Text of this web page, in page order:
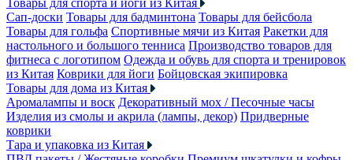
Товары для спорта и йоги из Китая
Сап-доски Товары для бадминтона Товары для бейсбола
Товары для гольфа Спортивные мячи из Китая Ракетки для
настольного и большого тенниса Производство товаров для
фитнеса с логотипом Одежда и обувь для спорта и тренировок
из Китая Коврики для йоги Бойцовская экипировка
Товары для дома из Китая
Аромалампы и воск Декоративный мох / Песочные часы
Изделия из смолы и акрила (лампы, декор) Придверные
коврики
Тара и упаковка из Китая